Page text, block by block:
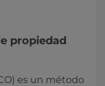
propiedad
es un método